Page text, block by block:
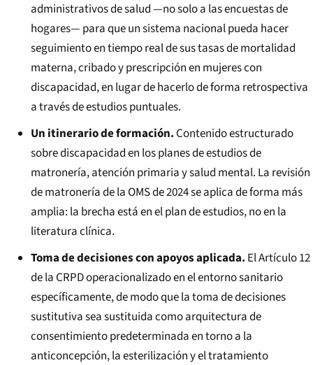
administrativos de salud —no solo a las encuestas de
hogares— para que un sistema nacional pueda hacer
seguimiento en tiempo real de sus tasas de mortalidad
materna, cribado y prescripción en mujeres con
discapacidad, en lugar de hacerlo de forma retrospectiva
a través de estudios puntuales.
Un itinerario de formación.Contenido estructurado
sobre discapacidad en los planes de estudios de
matronería, atención primaria y salud mental. La revisión
de matronería de la OMS de 2024 se aplica de forma más
amplia: la brecha está en el plan de estudios, no en la
literatura clínica.
Toma de decisiones con apoyos aplicada. El Artículo 12
de la CRPD operacionalizado en el entorno sanitario
específicamente, de modo que la toma de decisiones
sustitutiva sea sustituida como arquitectura de
consentimiento predeterminada en torno a la
anticoncepción, la esterilización y el tratamiento